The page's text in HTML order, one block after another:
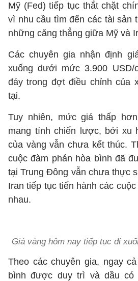
Mỹ (Fed) tiếp tục thắt chặt
vì nhu cầu tìm đến các tài sản
những căng thẳng giữa Mỹ và
Các chuyên gia nhận định
xuống dưới mức 3.900
đáy trong đợt điều chỉnh của
tại.
Tuy nhiên, mức giá thấp
mang tính chiến lược, bởi xu
của vàng vẫn chưa kết thúc.
cuộc đàm phán hòa bình đã
tại Trung Đông vẫn chưa thực
Iran tiếp tục tiến hành các
nhau.
Giá vàng hôm nay tiếp tục đi
Theo các chuyên gia, ngay
bình được duy trì và dầu có